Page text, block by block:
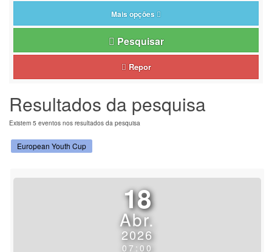
Mais opções
Pesquisar
Repor
Resultados da pesquisa
Existem 5 eventos nos resultados da pesquisa
European Youth Cup
18
Abr.
2026
07:00